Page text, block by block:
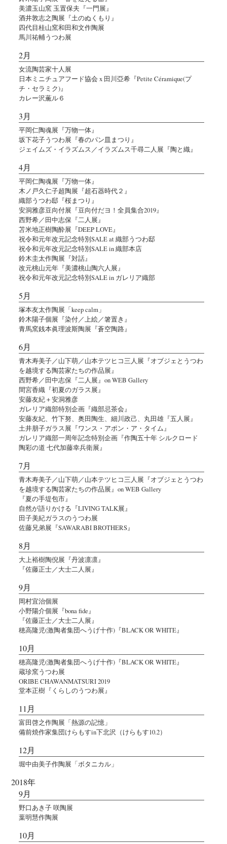
美濃玉山窯 玉置保夫『一門展』
酒井敦志之陶展『土のぬくもり』
四代目桂山窯和田和文作陶展
馬川祐輔うつわ展
2月
女流陶芸家十人展
日本ミニチュアフード協会 x 田川亞希『Petite Céramique(プ
チ・セラミク)』
カレー沢薫ル６
3月
平岡仁陶魂展『万物一体』
坂下花子うつわ展『春のパン皿まつり』
ジェイムズ・イラズムス／イラズムス千尋二人展『陶と織』
4月
平岡仁陶魂展『万物一体』
木ノ戸久仁子超陶展『超石器時代２』
織部うつわ邸『桜まつり』
安洞雅彦豆向付展『豆向付だヨ！全員集合2019』
西野希／田中志保『二人展』
苫米地正樹陶酔展『DEEP LOVE』
祝令和元年改元記念特別SALE at 織部うつわ邸
祝令和元年改元記念特別SALE in 織部本店
鈴木圭太作陶展『対話』
改元桃山元年『美濃桃山陶六人展』
祝令和元年改元記念特別SALE in ガレリア織部
5月
塚本友太作陶展「keep calm」
鈴木陽子個展『染付／上絵／箸置き』
青馬窯銭本眞理波斯陶展『蒼空陶路』
6月
青木寿美子／山下萌／山本テツヒコ三人展『オブジェとうつわ
を越境する陶芸家たちの作品展』
西野希／田中志保『二人展』on WEB Gallery
間宮香織『初夏のガラス展』
安藤友紀＋安洞雅彦
ガレリア織部特別企画『織部忌茶会』
安藤友紀、竹下努、奥田陶生、細川政己、丸田雄『五人展』
土井朋子ガラス展『ワンス・アポン・ア・タイム』
ガレリア織部一周年記念特別企画『作陶五十年 シルクロード
陶彩の道 七代加藤幸兵衛展』
7月
青木寿美子／山下萌／山本テツヒコ三人展『オブジェとうつわ
を越境する陶芸家たちの作品展』on WEB Gallery
『夏の手堤包市』
自然が語りかける『LIVING TALK展』
田子美紀ガラスのうつわ展
佐藤兄弟展『SAWARABI BROTHERS』
8月
大上裕樹陶倪展『丹波凛凛』
『佐藤正士／大士二人展』
9月
岡村宜治個展
小野陽介個展『bona fide』
『佐藤正士／大士二人展』
穂高隆児(激陶者集団へうげ十作)『BLACK OR WHITE』
10月
穂高隆児(激陶者集団へうげ十作)『BLACK OR WHITE』
蔵珍窯うつわ展
ORIBE CHAWANMATSURI 2019
堂本正樹『くらしのうつわ展』
11月
富田啓之作陶展「熱源の記憶」
備前焼作家集団けらもすin下北沢（けらもす10.2）
12月
堀中由美子作陶展「ボタニカル」
2018年
9月
野口あき子 咲陶展
葉明慧作陶展
10月